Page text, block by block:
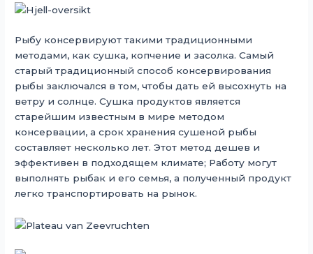
Рыбу консервируют такими традиционными
методами, как сушка, копчение и засолка. Самый
старый традиционный способ консервирования
рыбы заключался в том, чтобы дать ей высохнуть на
ветру и солнце. Сушка продуктов является
старейшим известным в мире методом
консервации, а срок хранения сушеной рыбы
составляет несколько лет. Этот метод дешев и
эффективен в подходящем климате; Работу могут
выполнять рыбак и его семья, а полученный продукт
легко транспортировать на рынок.